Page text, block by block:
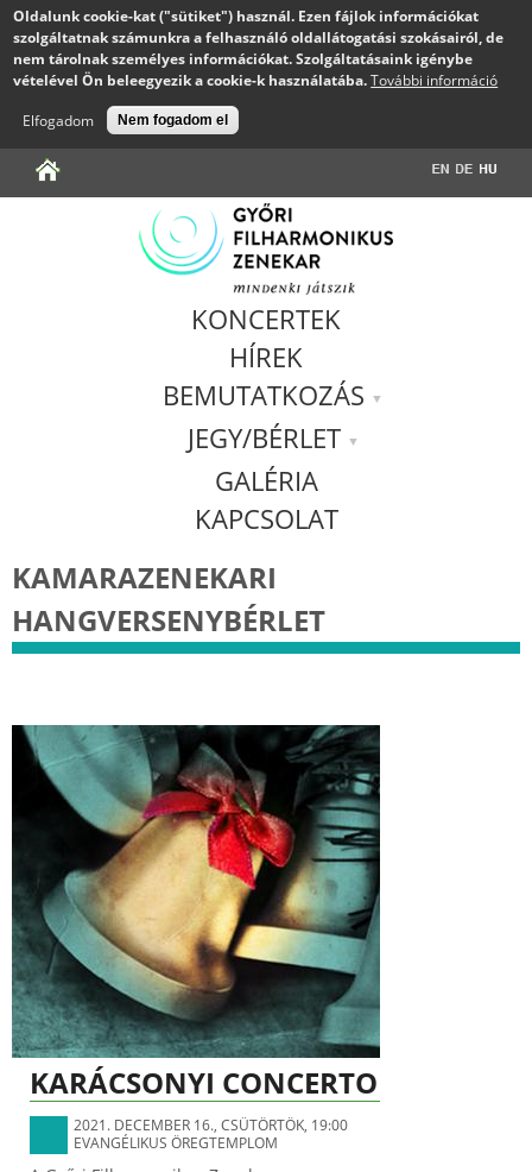
Oldalunk cookie-kat ("sütiket") használ. Ezen fájlok információkat
szolgáltatnak számunkra a felhasználó oldallátogatási szokásairól, de
nem tárolnak személyes információkat. Szolgáltatásaink igénybe
vételével Ön beleegyezik a cookie-k használatába.További információ
Elfogadom
Nem fogadom el
KONCERTEK
HÍREK
BEMUTATKOZÁS
JEGY/BÉRLET
GALÉRIA
KAPCSOLAT
KAMARAZENEKARI
HANGVERSENYBÉRLET
KARÁCSONYI CONCERTO
2021. DECEMBER 16., CSÜTÖRTÖK, 19:00
EVANGÉLIKUS ÖREGTEMPLOM